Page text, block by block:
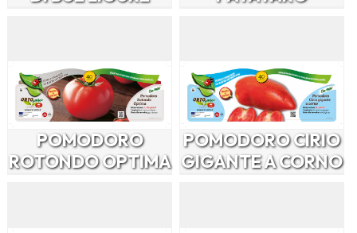
POMODORO
ROTONDO OPTIMA
POMODORO CIRIO
GIGANTE A CORNO